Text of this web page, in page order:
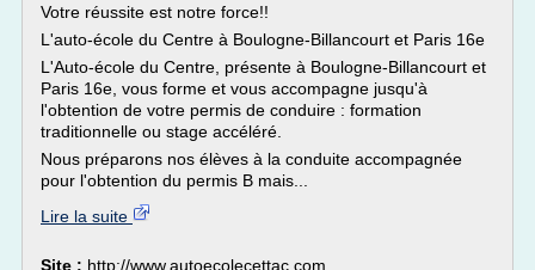
Votre réussite est notre force!!
L'auto-école du Centre à Boulogne-Billancourt et Paris 16e
L'Auto-école du Centre, présente à Boulogne-Billancourt et
Paris 16e, vous forme et vous accompagne jusqu'à
l'obtention de votre permis de conduire : formation
traditionnelle ou stage accéléré.
Nous préparons nos élèves à la conduite accompagnée
pour l'obtention du permis B mais...
Lire la suite
Site : http://www.autoecolecettac.com